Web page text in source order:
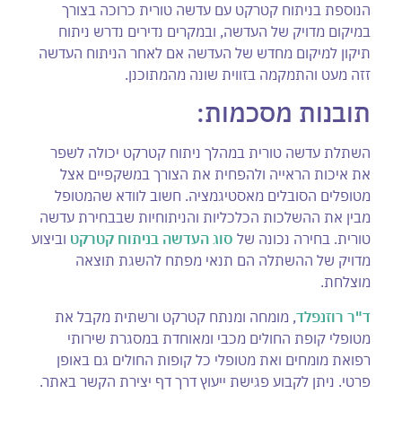
הנוספת בניתוח קטרקט עם עדשה טורית כרוכה בצורך
במיקום מדויק של העדשה, ובמקרים נדירים נדרש ניתוח
תיקון למיקום מחדש של העדשה אם לאחר הניתוח העדשה
זזה מעט והתמקמה בזווית שונה מהמתוכנן.
תובנות מסכמות:
השתלת עדשה טורית במהלך ניתוח קטרקט יכולה לשפר
את איכות הראייה ולהפחית את הצורך במשקפיים אצל
מטופלים הסובלים מאסטיגמציה. חשוב לוודא שהמטופל
מבין את ההשלכות הכלכליות והניתוחיות שבבחירת עדשה
טורית. בחירה נכונה של סוג העדשה בניתוח קטרקט וביצוע
מדויק של ההשתלה הם תנאי מפתח להשגת תוצאה
מוצלחת.
ד"ר רוזנפלד, מומחה ומנתח קטרקט ורשתית מקבל את
מטופלי קופת החולים מכבי ומאוחדת במסגרת שירותי
רפואת מומחים ואת מטופלי כל קופות החולים גם באופן
פרטי. ניתן לקבוע פגישת ייעוץ דרך דף יצירת הקשר באתר.